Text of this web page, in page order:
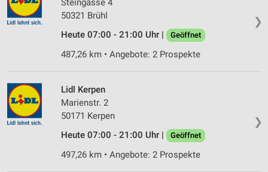
❯
Steingasse 4
50321 Brühl
Heute 07:00 - 21:00 Uhr |
Geöffnet
487,26 km • Angebote: 2 Prospekte
❯
Lidl Kerpen
Marienstr. 2
50171 Kerpen
Heute 07:00 - 21:00 Uhr |
Geöffnet
497,26 km • Angebote: 2 Prospekte